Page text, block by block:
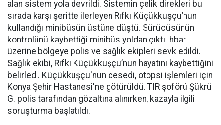
alan sistem yola devrildi. Sistemin çelik direkleri bu
sırada karşı şeritte ilerleyen Rıfkı Küçükkuşçu’nun
kullandığı minibüsün üstüne düştü. Sürücüsünün
kontrolünü kaybettiği minibüs yoldan çıktı. hbar
üzerine bölgeye polis ve sağlık ekipleri sevk edildi.
Sağlık ekibi, Rıfkı Küçükkuşçu’nun hayatını kaybettiğini
belirledi. Küçükkuşçu'nun cesedi, otopsi işlemleri için
Konya Şehir Hastanesi'ne götürüldü. TIR şoförü Şükrü
G. polis tarafından gözaltına alınırken, kazayla ilgili
soruşturma başlatıldı.